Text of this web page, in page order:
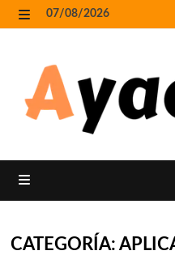
Skip
to
07/08/2026
CATEGORÍA: